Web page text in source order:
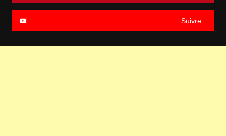
Suivre